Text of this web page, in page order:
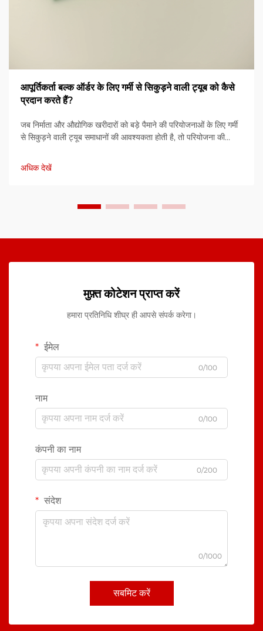
आपूर्तिकर्ता बल्क ऑर्डर के लिए गर्मी से सिकुड़ने वाली ट्यूब को कैसे
प्रदान करते हैं?
जब निर्माता और औद्योगिक खरीदारों को बड़े पैमाने की परियोजनाओं के लिए गर्मी
से सिकुड़ने वाली ट्यूब समाधानों की आवश्यकता होती है, तो परियोजना की
बल्क ऑर्डर प्रदान करने की जटिलता में कई सह-...
अधिक देखें
मुफ़्त कोटेशन प्राप्त करें
हमारा प्रतिनिधि शीघ्र ही आपसे संपर्क करेगा।
ईमेल
0/100
नाम
0/100
कंपनी का नाम
0/200
संदेश
0/1000
सबमिट करें